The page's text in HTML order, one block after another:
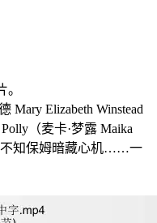
Elizabeth Winstead
（麦卡·梦露 Maika
不知保姆暗藏心机……一